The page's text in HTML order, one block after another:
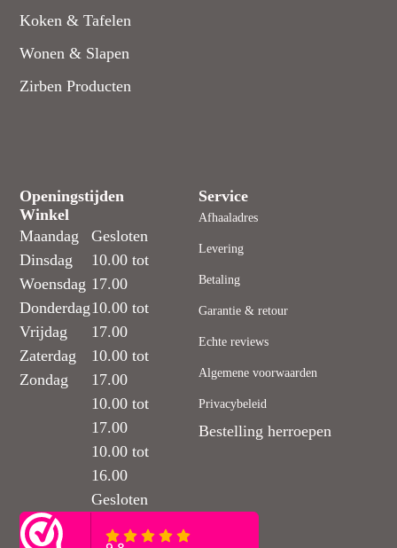
Koken & Tafelen
Wonen & Slapen
Zirben Producten
Openingstijden
Winkel
Maandag
Dinsdag
Woensdag
Donderdag
Vrijdag
Zaterdag
Zondag
Gesloten
10.00 tot
17.00
10.00 tot
17.00
10.00 tot
17.00
10.00 tot
17.00
10.00 tot
16.00
Gesloten
Service
Afhaaladres
Levering
Betaling
Garantie & retour
Echte reviews
Algemene voorwaarden
Privacybeleid
Bestelling herroepen